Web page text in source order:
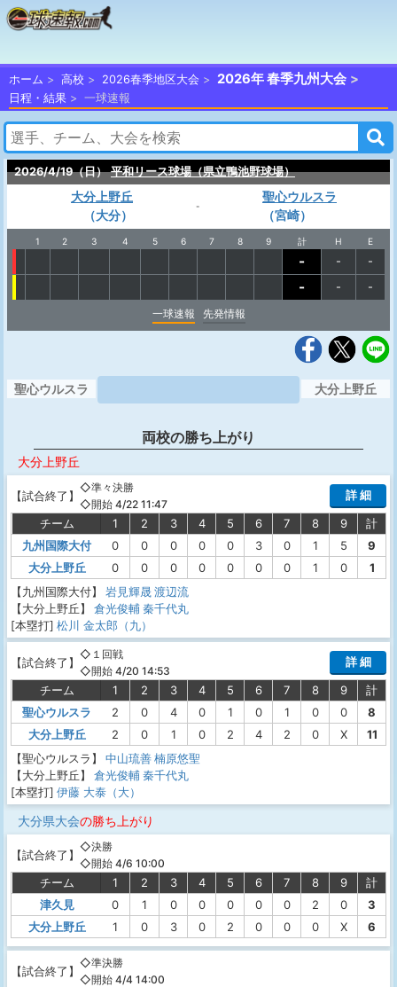
ホーム 高校 2026春季地区大会 2026年 春季九州大会
日程・結果 一球速報
2026/4/19（日） 平和リース球場（県立鴨池野球場）
大分上野丘
（大分）
-
聖心ウルスラ
（宮崎）
1 2 3 4 5 6 7 8 9 計 H E
- - -
- -
-
一球速報
先発情報
聖心ウルスラ 大分上野丘
両校の勝ち上がり
大分上野丘
【試合終了】
◇準々決勝
◇開始 4/22 11:47
詳 細
チーム 1 2 3 4 5 6 7 8 9
計
九州国際大付
0 0 0 0 0 3 0 1 5
9
大分上野丘
0 0 0 0 0 0 0 1 0
1
【九州国際大付】
岩見輝晟渡辺流
【大分上野丘】
倉光俊輔秦千代丸
[本塁打] 松川 金太郎（九）
【試合終了】
◇１回戦
◇開始 4/20 14:53
詳 細
チーム 1 2 3 4 5 6 7 8 9
計
聖心ウルスラ
2 0 4 0 1 0 1 0 0
8
大分上野丘
2 0 1 0 2 4 2 0 X
11
【聖心ウルスラ】
中山琉善楠原悠聖
【大分上野丘】
倉光俊輔秦千代丸
[本塁打] 伊藤 大泰（大）
大分県大会の勝ち上がり
【試合終了】
◇決勝
◇開始 4/6 10:00
チーム 1 2 3 4 5 6 7 8 9
計
津久見
0 1 0 0 0 0 0 2 0
3
大分上野丘
1 0 3 0 2 0 0 0 X 6
【試合終了】
◇準決勝
◇開始 4/4 14:00